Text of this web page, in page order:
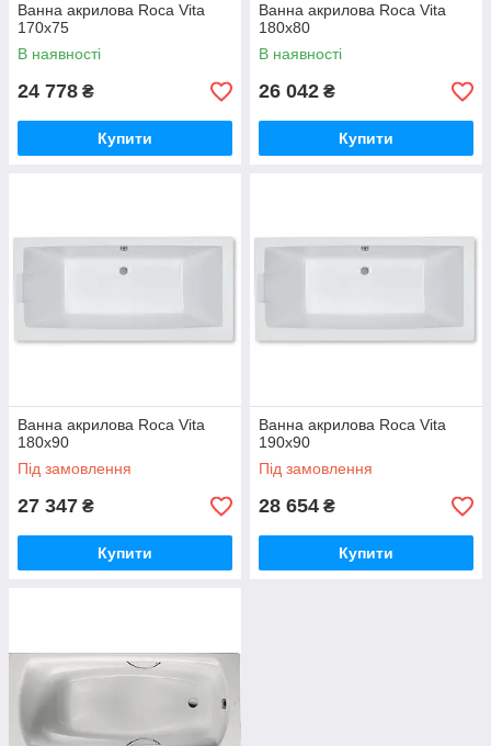
Ванна акрилова Roca Vita
170x75
В наявності
24 778 ₴
Купити
Ванна акрилова Roca Vita
180x80
В наявності
26 042 ₴
Купити
Ванна акрилова Roca Vita
180x90
Під замовлення
27 347 ₴
Купити
Ванна акрилова Roca Vita
190x90
Під замовлення
28 654 ₴
Купити